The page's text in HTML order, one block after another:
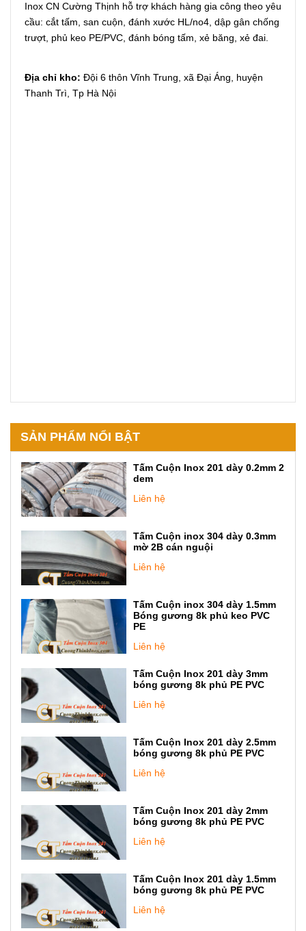
Inox CN Cường Thịnh hỗ trợ khách hàng gia công theo yêu
cầu: cắt tấm, san cuộn, đánh xước HL/no4, dập gân chống
trượt, phủ keo PE/PVC, đánh bóng tấm, xẻ băng, xẻ đai.
Địa chỉ kho: Đội 6 thôn Vĩnh Trung, xã Đại Áng, huyện
Thanh Trì, Tp Hà Nội
SẢN PHẨM NỔI BẬT
Tấm Cuộn Inox 201 dày 0.2mm 2
dem
Liên hệ
Tấm Cuộn inox 304 dày 0.3mm
mờ 2B cán nguội
Liên hệ
Tấm Cuộn inox 304 dày 1.5mm
Bóng gương 8k phủ keo PVC
PE
Liên hệ
Tấm Cuộn Inox 201 dày 3mm
bóng gương 8k phủ PE PVC
Liên hệ
Tấm Cuộn Inox 201 dày 2.5mm
bóng gương 8k phủ PE PVC
Liên hệ
Tấm Cuộn Inox 201 dày 2mm
bóng gương 8k phủ PE PVC
Liên hệ
Tấm Cuộn Inox 201 dày 1.5mm
bóng gương 8k phủ PE PVC
Liên hệ